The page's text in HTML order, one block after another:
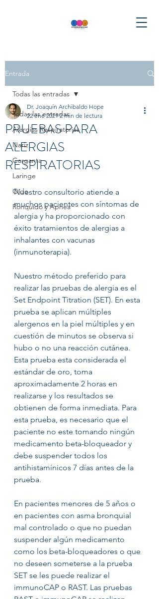
Entrada
Todas las entradas
Alergias Respiratorias
Nariz
Garganta
Laringe
Oído
Ronquido y Apnea
Todas las entradas
PRUEBAS PARA
ALERGIAS
RESPIRATORIAS
Dr. Joaquín Archibaldo Hope
22 ene 2021 2 min de lectura
Nuestro consultorio atiende a
muchos pacientes con síntomas de
alergia y ha proporcionado con
éxito tratamientos de alergias a
inhalantes con vacunas
(inmunoterapia).
Nuestro método preferido para
realizar las pruebas de alergia es el
Set Endpoint Titration (SET). En esta
prueba se aplican múltiples
alergenos en la piel múltiples y en
cuestión de minutos se observa si
hubo o no una reacción cutánea.
Esta prueba esta considerada el
estándar de oro, toma
aproximadamente 2 horas en
realizarse y los resultados se
obtienen de forma inmediata. Para
esta prueba, es necesario que el
paciente no este tomando ningún
medicamento beta-bloqueador y
debe suspender todos los
antihistamínicos 7 días antes de la
prueba.
En pacientes menores de 5 años o
en pacientes con asma bronquial
mal controlado o que no puedan
suspender algún medicamento
como los beta-bloqueadores o que
no deseen someterse a la prueba
SET se les puede realizar el
immunoCAP o RAST. Las pruebas